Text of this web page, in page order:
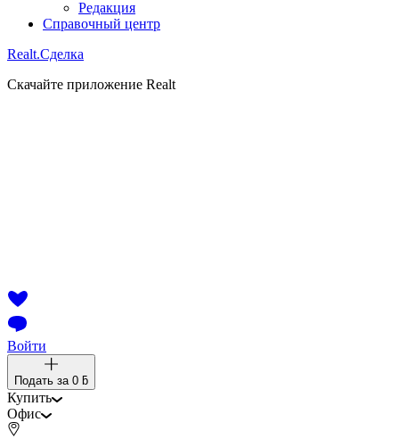
Редакция
Справочный центр
Realt.Сделка
Скачайте приложение Realt
Войти
Подать за 0 ƃ
Купить
Офис